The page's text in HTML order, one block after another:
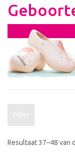
Filter
Resultaat 37–48 van